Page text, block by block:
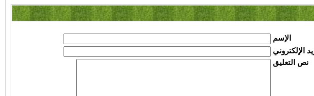
الإسم
الإلكتروني
نص التعليق